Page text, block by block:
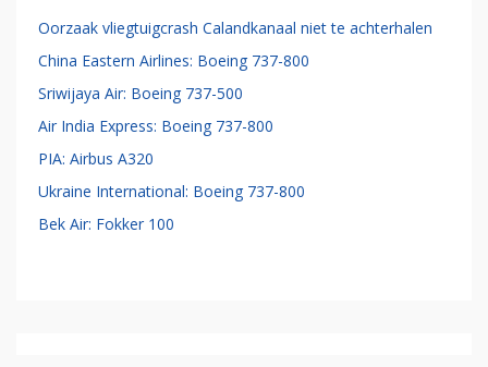
Oorzaak vliegtuigcrash Calandkanaal niet te achterhalen
China Eastern Airlines: Boeing 737-800
Sriwijaya Air: Boeing 737-500
Air India Express: Boeing 737-800
PIA: Airbus A320
Ukraine International: Boeing 737-800
Bek Air: Fokker 100